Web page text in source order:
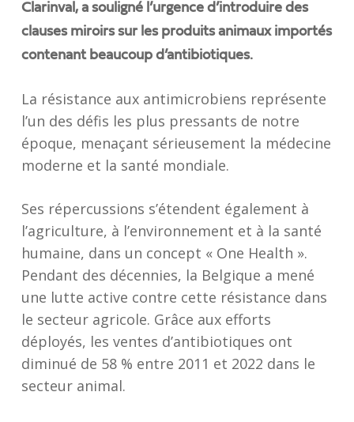
Clarinval, a souligné l’urgence d’introduire des
clauses miroirs sur les produits animaux importés
contenant beaucoup d’antibiotiques.
La résistance aux antimicrobiens représente
l’un des défis les plus pressants de notre
époque, menaçant sérieusement la médecine
moderne et la santé mondiale.
Ses répercussions s’étendent également à
l’agriculture, à l’environnement et à la santé
humaine, dans un concept « One Health ».
Pendant des décennies, la Belgique a mené
une lutte active contre cette résistance dans
le secteur agricole. Grâce aux efforts
déployés, les ventes d’antibiotiques ont
diminué de 58 % entre 2011 et 2022 dans le
secteur animal.